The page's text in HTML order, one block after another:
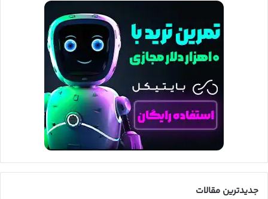
جدیدترین مقالات